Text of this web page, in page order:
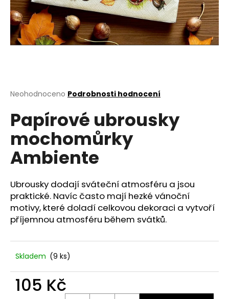
Průměrné
produktu
je
hvězdiček.
Neohodnoceno Podrobnosti hodnocení
Papírové ubrousky
mochomůrky
Ambiente
Ubrousky dodají sváteční atmosféru a jsou
praktické. Navíc často mají hezké vánoční
motivy, které doladí celkovou dekoraci a vytvoří
příjemnou atmosféru během svátků.
Skladem (9 ks)
105 Kč
a
j
í
HLEDAT
D
p
o
r
u
u
m